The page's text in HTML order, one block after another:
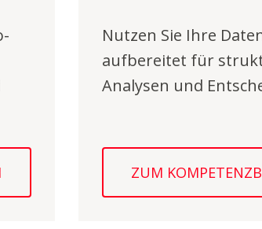
Nutzen Sie Ihre
aufbereitet für
Analysen und
ZUM